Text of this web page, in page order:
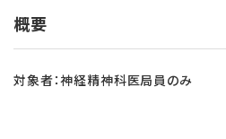
概要
対象者：神経精神科医局員のみ